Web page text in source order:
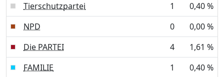
Tierschutzpartei
1
0,40 %
NPD
0
0,00 %
Die PARTEI
4
1,61 %
FAMILIE
1
0,40 %